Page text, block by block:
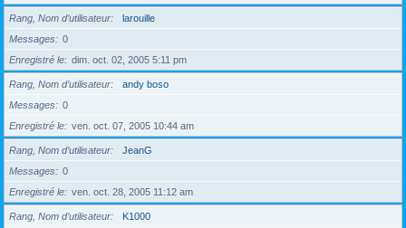
Rang, Nom d’utilisateur
larouille
Messages
0
Enregistré le
dim. oct. 02, 2005 5:11 pm
Rang, Nom d’utilisateur
andy boso
Messages
0
Enregistré le
ven. oct. 07, 2005 10:44 am
Rang, Nom d’utilisateur
JeanG
Messages
0
Enregistré le
ven. oct. 28, 2005 11:12 am
Rang, Nom d’utilisateur
K1000